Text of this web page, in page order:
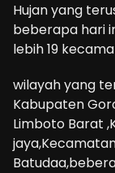
Hujan yang
beberapa hari
lebih 19
wilayah yang
Kabupaten
Limboto Barat